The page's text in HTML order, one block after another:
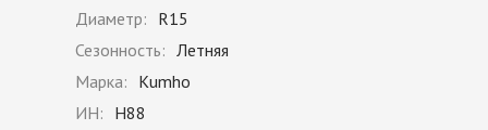
Диаметр: R15
Сезонность: Летняя
Марка: Kumho
ИН: H88